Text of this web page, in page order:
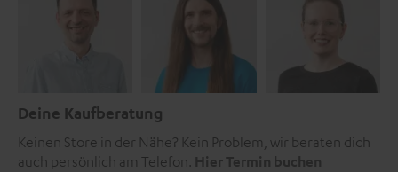
Deine Kaufberatung
Keinen Store in der Nähe? Kein Problem, wir beraten dich
auch persönlich am Telefon. Hier Termin buchen